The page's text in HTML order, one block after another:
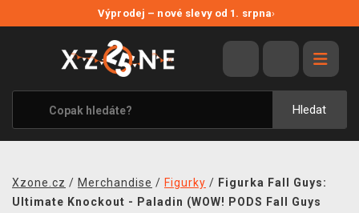
Výprodej – nové slevy od 1. srpna›
Hledat
VÝPRODEJ
VIDEOHRY
XZONE ORIGINALS
TÉMATIKY
MERCHANDISE
Xzone.cz / Merchandise / Figurky / Figurka Fall Guys:
Ultimate Knockout - Paladin (WOW! PODS Fall Guys